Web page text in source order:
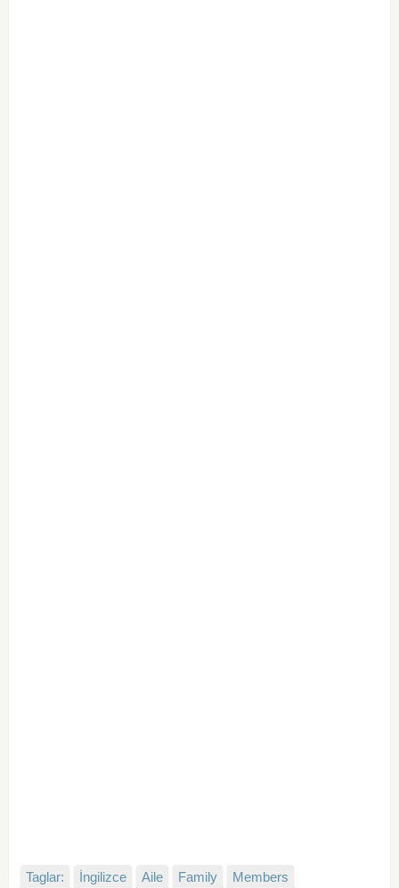
Taglar: İngilizce Aile Family Members